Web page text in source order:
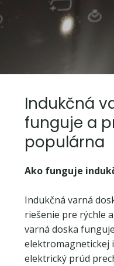
Indukčná
funguje a
populárna
Ako funguje
Indukčná varná
riešenie pre rýchle
varná doska
elektromagnetickej
elektrický prúd